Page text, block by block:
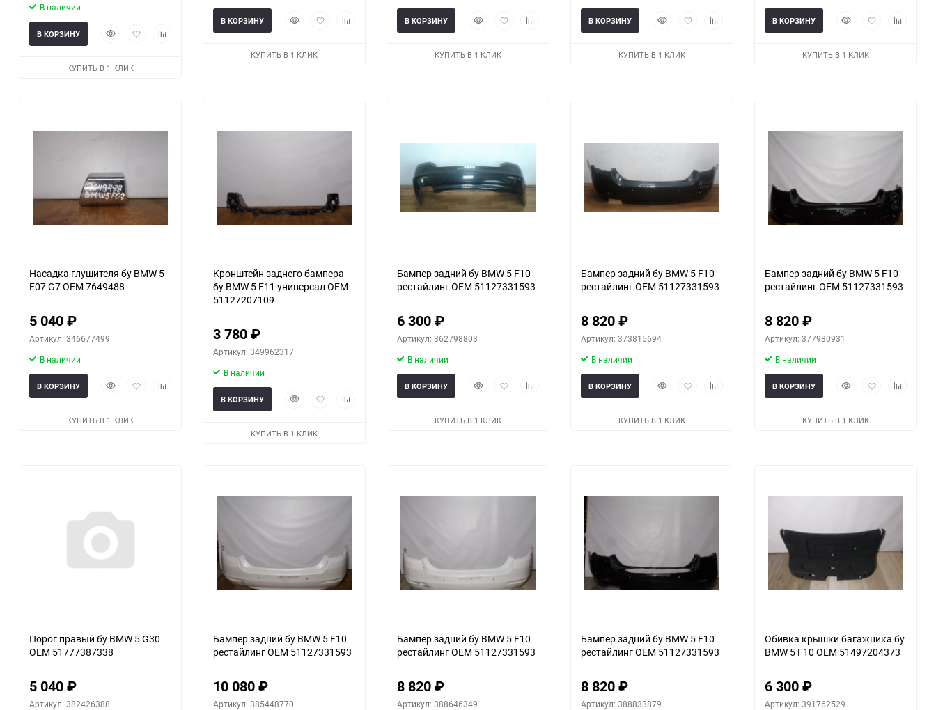
В наличии
БыстрыйДобавитьДобавить
В КОРЗИНУ
КУПИТЬ В 1 КЛИК
БыстрыйДобавитьДобавить
В КОРЗИНУ
КУПИТЬ В 1 КЛИК
БыстрыйДобавитьДобавить
В КОРЗИНУ
КУПИТЬ В 1 КЛИК
БыстрыйДобавитьДобавить
В КОРЗИНУ
КУПИТЬ В 1 КЛИК
БыстрыйДобавитьДобавить
В КОРЗИНУ
КУПИТЬ В 1 КЛИК
Насадка глушителя бу BMW 5
F07 G7 OEM 7649488
5 040₽
Артикул: 346677499
В наличии
БыстрыйДобавитьДобавить
В КОРЗИНУ
КУПИТЬ В 1 КЛИК
Кронштейн заднего бампера
бу BMW 5 F11 универсал OEM
51127207109
3 780₽
Артикул: 349962317
В наличии
БыстрыйДобавитьДобавить
В КОРЗИНУ
КУПИТЬ В 1 КЛИК
Бампер задний бу BMW 5 F10
рестайлинг OEM 51127331593
6 300₽
Артикул: 362798803
В наличии
БыстрыйДобавитьДобавить
В КОРЗИНУ
КУПИТЬ В 1 КЛИК
еще 1 фото
Бампер задний бу BMW 5 F10
рестайлинг OEM 51127331593
8 820₽
Артикул: 373815694
В наличии
БыстрыйДобавитьДобавить
В КОРЗИНУ
КУПИТЬ В 1 КЛИК
еще 1 фото
Бампер задний бу BMW 5 F10
рестайлинг OEM 51127331593
8 820₽
Артикул: 377930931
В наличии
БыстрыйДобавитьДобавить
В КОРЗИНУ
КУПИТЬ В 1 КЛИК
Порог правый бу BMW 5 G30
OEM 51777387338
5 040₽
Артикул: 382426388
Бампер задний бу BMW 5 F10
рестайлинг OEM 51127331593
10 080₽
Артикул: 385448770
Бампер задний бу BMW 5 F10
рестайлинг OEM 51127331593
8 820₽
Артикул: 388646349
Бампер задний бу BMW 5 F10
рестайлинг OEM 51127331593
8 820₽
Артикул: 388833879
Обивка крышки багажника бу
BMW 5 F10 OEM 51497204373
6 300₽
Артикул: 391762529